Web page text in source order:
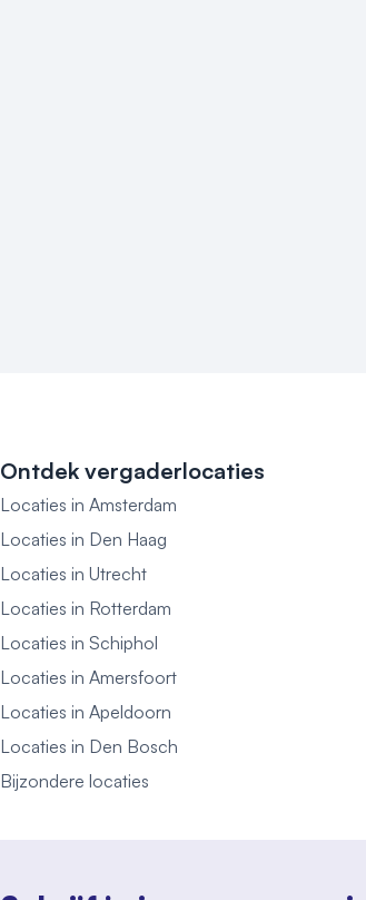
Ontdek vergaderlocaties
Locaties in Amsterdam
Locaties in Den Haag
Locaties in Utrecht
Locaties in Rotterdam
Locaties in Schiphol
Locaties in Amersfoort
Locaties in Apeldoorn
Locaties in Den Bosch
Bijzondere locaties